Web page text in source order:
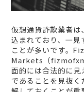
仮想通貨詐欺業者は
込まれており、一見
ことが多いです。
Markets（
面的には合法的に見
であることを見抜